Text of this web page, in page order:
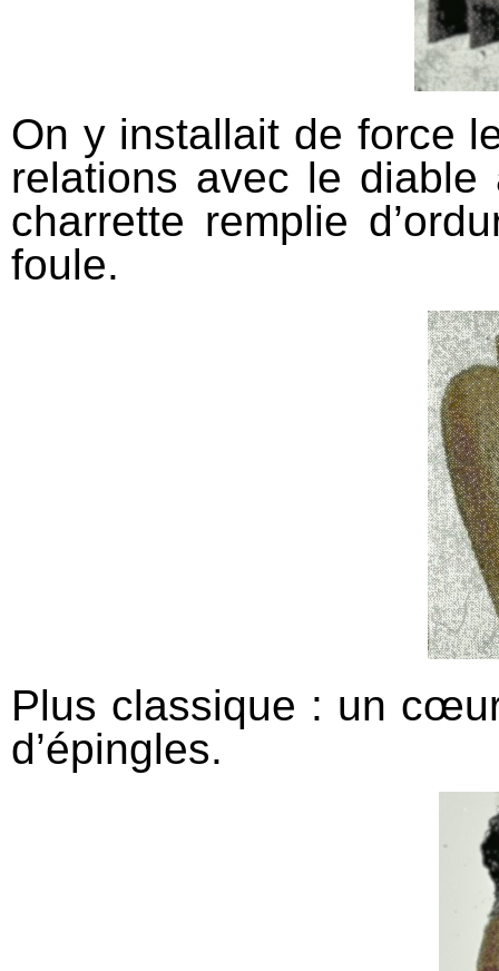
On y installait de force
relations avec le
charrette remplie
foule.
Plus classique : un
d’épingles.